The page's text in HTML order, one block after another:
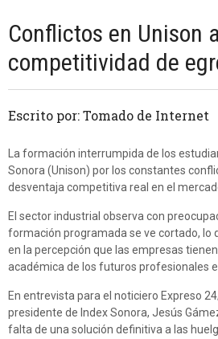
Conflictos en Unison
competitividad de
Escrito por: Tomado de Internet
La formación interrumpida de los
Sonora (Unison) por los constantes
desventaja competitiva real en el
El sector industrial observa con
formación programada se ve cortado, lo
en la percepción que las empresas
académica de los futuros profesionales
En entrevista para el noticiero Expreso
presidente de Index Sonora, Jesús
falta de una solución definitiva a las